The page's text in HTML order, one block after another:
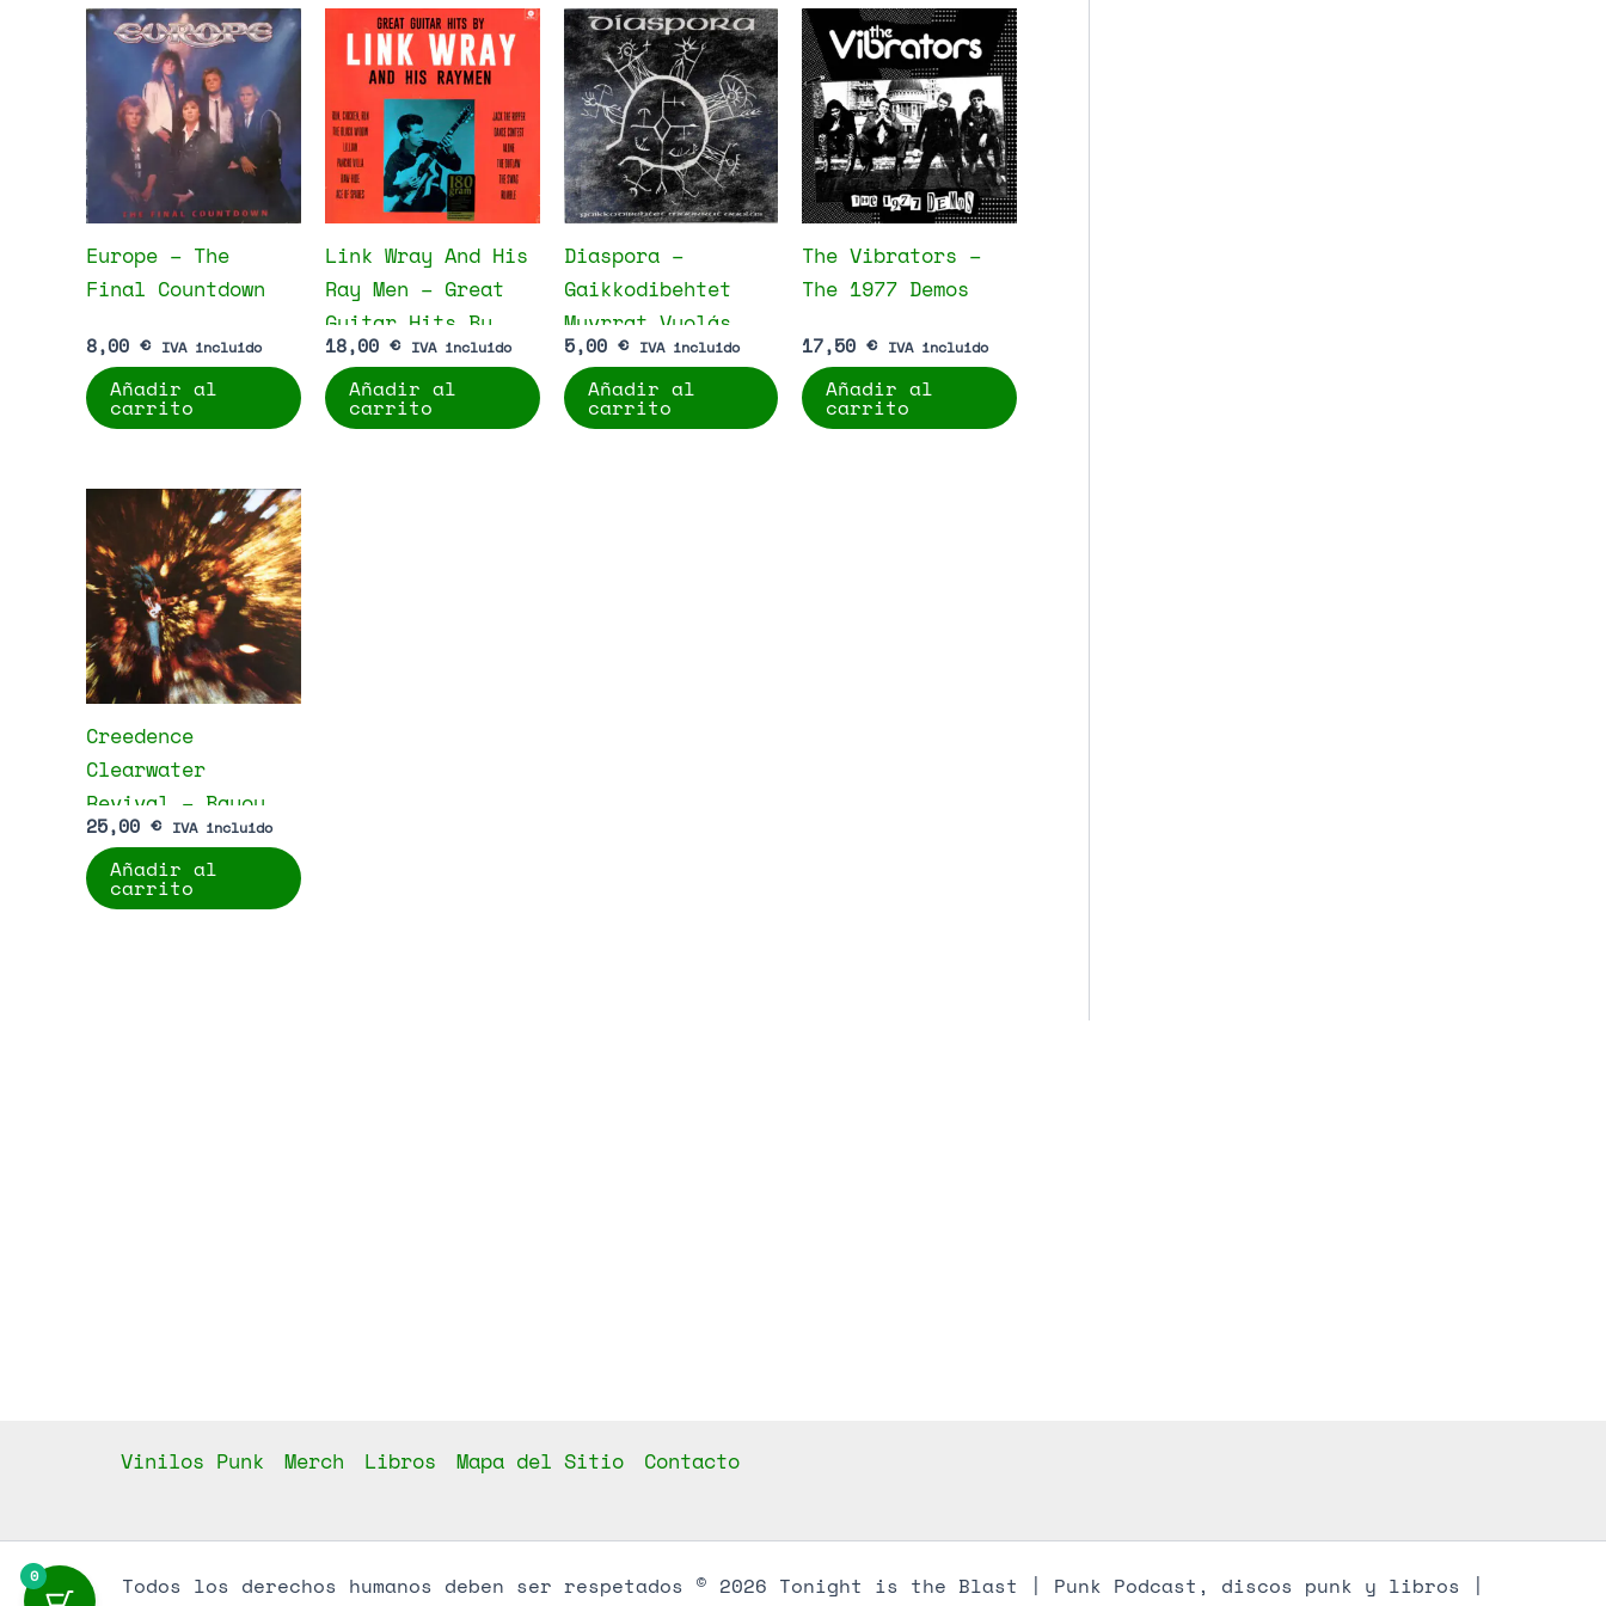
Europe – The
Final Countdown
8,00 € IVA incluido
Añadir al
carrito
Link Wray And His
Ray Men – Great
Guitar Hits By
Link Wray And His
Raymen
18,00 € IVA incluido
Añadir al
carrito
Diaspora –
Gaikkodibehtet
Muvrrat Vuolás
5,00 € IVA incluido
Añadir al
carrito
The Vibrators –
The 1977 Demos
17,50€ IVA incluido
Añadir al
carrito
Creedence
Clearwater
Revival – Bayou
Country
25,00 € IVA incluido
Añadir al
carrito
Vinilos Punk Merch Libros Mapa del Sitio Contacto
Todos los derechos humanos deben ser respetados © 2026 Tonight is the Blast | Punk Podcast, discos punk y libros |
0